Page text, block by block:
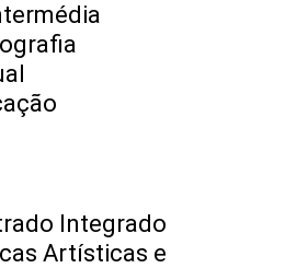
Integrado
Artísticas e